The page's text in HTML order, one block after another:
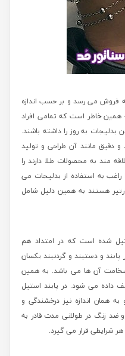
فروش می رسد و بر حسب اندازه
همین خاطر است که تمامی افراد
بدلیجات به روز را داشته باشند.
و دقیق مانند آن طراحی و تولید
مند به محصولات طلا دارند را
به استفاده از بدلیجات می
هستند به همین دلیل شامل
شده است که در امتداد هم
و دستبند و گردنبند یکسان
ضخامت آن ها می باشد. به همین
داده می شود. در پابند استیل
به همان اندازه نیز درخشندگی و
زنگ در طولانی مدت قادر به
شرایطی قرار می گیرد.